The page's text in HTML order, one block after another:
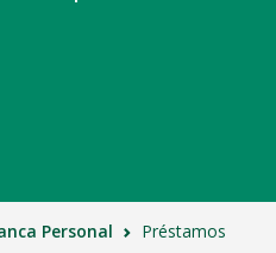
Personal Préstamos